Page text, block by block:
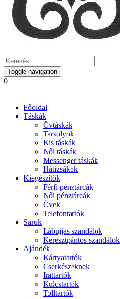
Toggle navigation
0
Főoldal
Táskák
Övtáskák
Tarsolyok
Kis táskák
Női táskák
Messenger táskák
Hátizsákok
Kiegészítők
Férfi pénztárcák
Női pénztárcák
Övek
Telefontartók
Saruk
Lábujjas szandálok
Keresztpántos szandálok
Ajándék
Kártyatartók
Cserkészeknek
Irattartók
Kulcstartók
Tolltartók